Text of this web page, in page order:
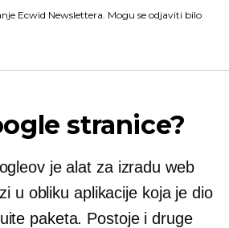
Ecwid Newslettera. Mogu se odjaviti bilo
stranice?
je alat za izradu web
u obliku aplikacije koja je dio
paketa. Postoje i druge